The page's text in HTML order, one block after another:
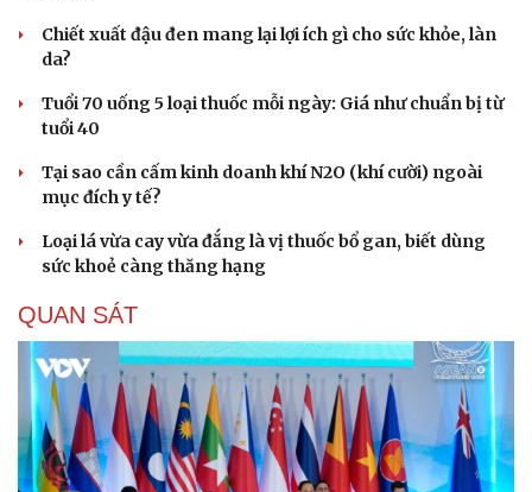
Du lịch
Tư vấn
Săn Tour
Câu chuyện thời sự
Kể chuyện cho bé
Chiết xuất đậu đen mang lại lợi ích gì cho sức khỏe, làn
da?
Tuổi 70 uống 5 loại thuốc mỗi ngày: Giá như chuẩn bị từ
tuổi 40
Tại sao cần cấm kinh doanh khí N2O (khí cười) ngoài
mục đích y tế?
Loại lá vừa cay vừa đắng là vị thuốc bổ gan, biết dùng
sức khoẻ càng thăng hạng
QUAN SÁT